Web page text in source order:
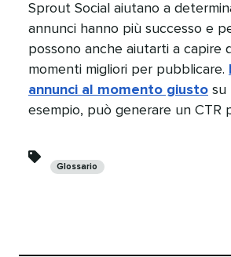
Sprout Social aiutano a
annunci hanno più successo e
possono anche aiutarti a capire
momenti migliori per pubblicare.
annunci al momento giusto su
esempio, può generare un CTR
Categorie​​
Glossario​​